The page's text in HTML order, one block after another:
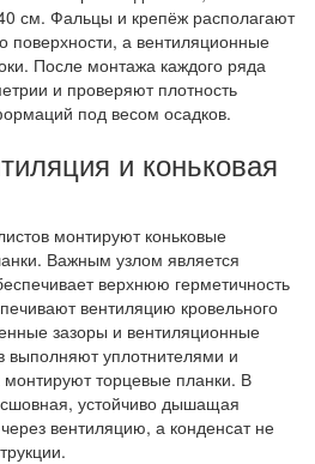
см. Фальцы и крепёж располагают
поверхности, а вентиляционные
После монтажа каждого ряда
и проверяют плотность
под весом осадков.
и коньковая
монтируют коньковые
Важным узлом является
верхнюю герметичность
вентиляцию кровельного
зазоры и вентиляционные
выполняют уплотнителями и
торцевые планки. В
устойчиво дышащая
через вентиляцию, а конденсат не